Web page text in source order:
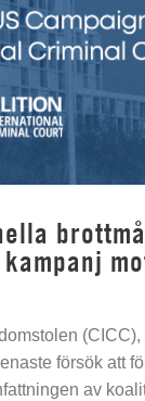
försök att
av